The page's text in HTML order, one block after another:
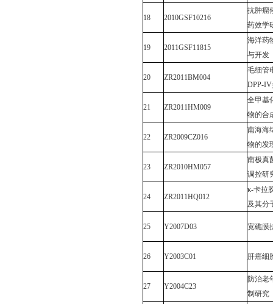
18 2010GSF10216
抗肿瘤
药效学
19 2011GSF11815
海洋药
与开发
20 ZR2011BM004
毛细管
DPP-IV
21 ZR2011HM009
全甲基
物的合
22 ZR2009CZ016
南海海
物的发
23 ZR2010HM057
南极真
调控研
24 ZR2011HQ012
κ-卡拉
及其分
25 Y2007D03 宽礁膜
26 Y2003C01 肝癌细
27 Y2004C23
防治老
制研究